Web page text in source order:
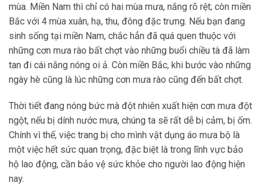
mùa. Miền Nam thì chỉ có hai mùa mưa, nắng rõ rệt; còn miền
Bắc với 4 mùa xuân, hạ, thu, đông đặc trưng. Nếu bạn đang
sinh sống tại miền Nam, chắc hẳn đã quá quen thuộc với
những cơn mưa rào bất chợt vào những buổi chiều tà đã làm
tan đi cái nắng nóng oi ả. Còn miền Bắc, khi bước vào những
ngày hè cũng là lúc những cơn mưa rào cũng đến bất chợt.
Thời tiết đang nóng bức mà đột nhiên xuất hiện cơn mưa đột
ngột, nếu bị dính nước mưa, chúng ta sẽ rất dễ bị cảm, bị ốm.
Chính vì thế, việc trang bị cho mình vật dụng áo mưa bộ là
một việc hết sức quan trọng, đặc biệt là trong lĩnh vực bảo
hộ lao động, cần bảo vệ sức khỏe cho người lao động hiện
nay.